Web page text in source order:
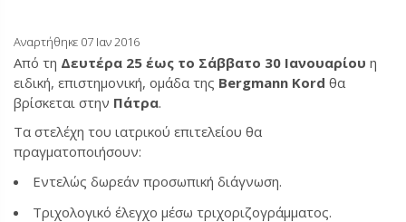
Αναρτήθηκε 07 Ιαν 2016
Από τη Δευτέρα 25 έως το Σάββατο 30 Ιανουαρίου η
ειδική, επιστημονική, ομάδα της Bergmann Kord θα
βρίσκεται στην Πάτρα.
Τα στελέχη του ιατρικού επιτελείου θα
πραγματοποιήσουν:
Εντελώς δωρεάν προσωπική διάγνωση.
Τριχολογικό έλεγχο μέσω τριχοριζογράμματος.